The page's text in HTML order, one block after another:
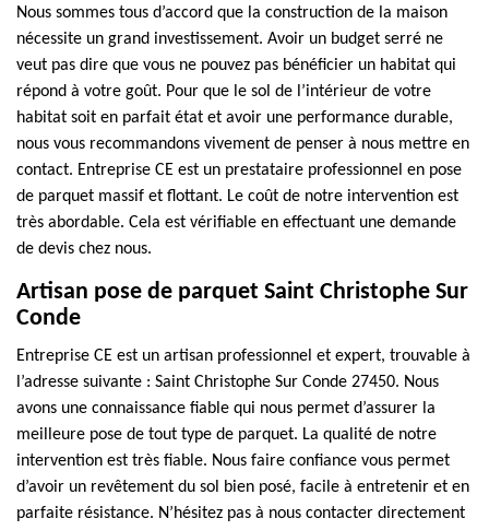
Nous sommes tous d’accord que la construction de la maison
nécessite un grand investissement. Avoir un budget serré ne
veut pas dire que vous ne pouvez pas bénéficier un habitat qui
répond à votre goût. Pour que le sol de l’intérieur de votre
habitat soit en parfait état et avoir une performance durable,
nous vous recommandons vivement de penser à nous mettre en
contact. Entreprise CE est un prestataire professionnel en pose
de parquet massif et flottant. Le coût de notre intervention est
très abordable. Cela est vérifiable en effectuant une demande
de devis chez nous.
Artisan pose de parquet Saint Christophe Sur
Conde
Entreprise CE est un artisan professionnel et expert, trouvable à
l’adresse suivante : Saint Christophe Sur Conde 27450. Nous
avons une connaissance fiable qui nous permet d’assurer la
meilleure pose de tout type de parquet. La qualité de notre
intervention est très fiable. Nous faire confiance vous permet
d’avoir un revêtement du sol bien posé, facile à entretenir et en
parfaite résistance. N’hésitez pas à nous contacter directement